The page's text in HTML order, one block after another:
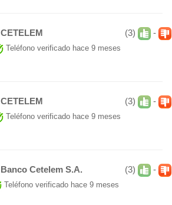
(3) -
CETELEM
Teléfono verificado hace 9 meses
(3) -
CETELEM
Teléfono verificado hace 9 meses
(3) -
Banco Cetelem S.A.
Teléfono verificado hace 9 meses